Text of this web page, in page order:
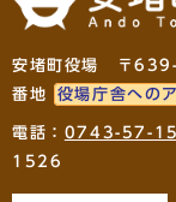
安堵町役場 〒639-
番地
役場庁舎への
電話： 0743-57-
1526